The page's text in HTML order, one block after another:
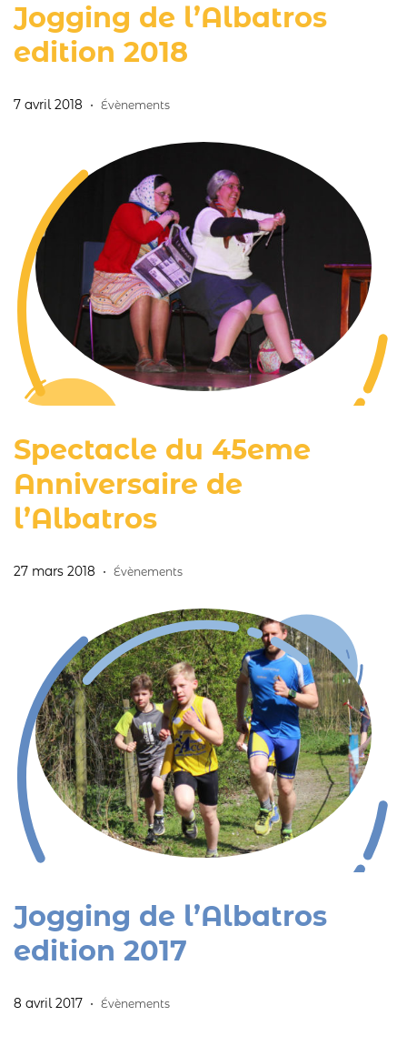
Jogging de l’Albatros
edition 2018
7 avril 2018 Évènements
Spectacle du 45eme
Anniversaire de
l’Albatros
27 mars 2018 Évènements
Jogging de l’Albatros
edition 2017
8 avril 2017 Évènements